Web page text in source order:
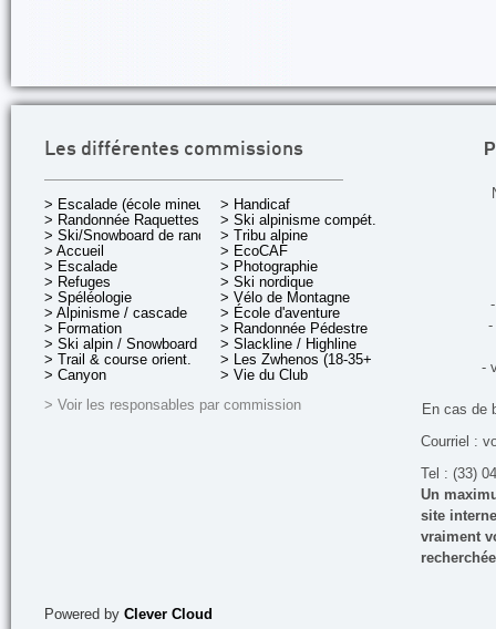
Les différentes commissions
> Escalade (école mineurs)
> Randonnée Raquettes
> Ski/Snowboard de rando.
> Accueil
> Escalade
> Refuges
> Spéléologie
> Alpinisme / cascade
> Formation
> Ski alpin / Snowboard
> Trail & course orient.
> Canyon
> Handicaf
> Ski alpinisme compét.
> Tribu alpine
> EcoCAF
> Photographie
> Ski nordique
> Vélo de Montagne
> École d'aventure
> Randonnée Pédestre
> Slackline / Highline
> Les Zwhenos (18-35+ ans)
> Vie du Club
> Voir les responsables par commission
-
-
En cas de
Courriel :
Tel : (33)
Un
site
vraiment
Powered by Clever Cloud